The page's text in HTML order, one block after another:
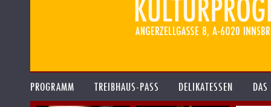
PROGRAMM TREIBHAUS-PASS DELIKATESSEN